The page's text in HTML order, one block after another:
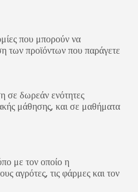
που μπορούν να
των προϊόντων που παράγετε
σε δωρεάν ενότητες
μάθησης, και σε μαθήματα
με τον οποίο η
αγρότες, τις φάρμες και τον